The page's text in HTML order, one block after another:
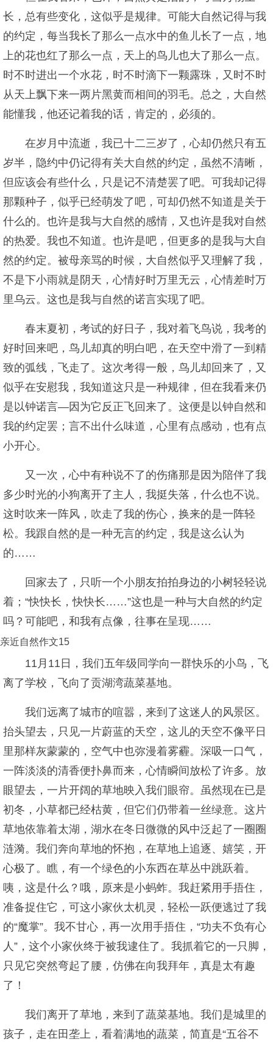
长，总有些变化，这似乎是规律。可能大自然记得与我
的约定，每当我长了那么一点水中的鱼儿长了一点，地
上的花也红了那么一点，天上的鸟儿也大了那么一点。
时不时进出一个水花，时不时滴下一颗露珠，又时不时
从天上飘下来一两片黑黄而相间的羽毛。总之，大自然
能懂我，他还记着我的话，肯定的，必须的。
在岁月中流逝，我已十二三岁了，心却仍然只有五
岁半，隐约中仍记得有关大自然的约定，虽然不清晰，
但应该会有些什么，只是记不清楚罢了吧。可我却记得
那颗种子，似乎已经萌发了吧，可却仍然不知道是关于
什么的。也许是我与大自然的感情，又也许是我对自然
的热爱。我也不知道。也许是吧，但更多的是我与大自
然的约定。被母亲骂的时候，大自然似乎又理解了我，
不是下小雨就是阴天，心情好时万里无云，心情差时万
里乌云。这也是我与自然的诺言实现了吧。
春末夏初，考试的好日子，我对着飞鸟说，我考的
好时回来吧，鸟儿却真的明白吧，在天空中滑了一到精
致的弧线，飞走了。这次考得一般，鸟儿却回来了，又
似乎在安慰我，我知道这只是一种规律，但在我看来仍
是以钟诺言—因为它反正飞回来了。这便是以钟自然和
我的约定罢；言不出什么味道，心里有点感动，也有点
小开心。
又一次，心中有种说不了的伤痛那是因为陪伴了我
多少时光的小狗离开了主人，我挺失落，什么也不说。
这时吹来一阵风，吹走了我的伤心，换来的是一阵轻
松。我跟自然的是一种无言的约定，我是这么认为
的……
回家去了，只听一个小朋友拍拍身边的小树轻轻说
着；“快快长，快快长……”这也是一种与大自然的约定
吗？可能吧，和我有点像，往事在呈现……
亲近自然作文15
11月11日，我们五年级同学向一群快乐的小鸟，飞
离了学校，飞向了贡湖湾蔬菜基地。
我们远离了城市的喧嚣，来到了这迷人的风景区。
抬头望去，只见一片蔚蓝的天空，这儿的天空不像平日
里那样灰蒙蒙的，空气中也弥漫着雾霾。深吸一口气，
一阵淡淡的清香便扑鼻而来，心情瞬间放松了许多。放
眼望去，一片开阔的草地映入我们眼帘。虽然现在已是
初冬，小草都已经枯黄，但它们仍带着一丝绿意。这片
草地依靠着太湖，湖水在冬日微微的风中泛起了一圈圈
涟漪。我们奔向草地的怀抱，在草地上追逐、嬉笑，开
心极了。瞧，有一个绿色的小东西在草丛中跳跃着。
咦，这是什么？哦，原来是小蚂蚱。我赶紧用手捂住，
准备捉住它，可这小家伙太机灵，轻松一跃便逃过了我
的“魔掌”。我不甘心，再一次用手捂住，“功夫不负有心
人”，这个小家伙终于被我逮住了。我抓着它的一只脚，
只见它突然弯起了腰，仿佛在向我拜年，真是太有趣
了！
我们离开了草地，来到了蔬菜基地。我们是城里的
孩子，走在田垄上，看着满地的蔬菜，简直是“五谷不